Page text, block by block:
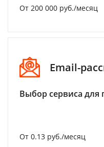
От 200 000 руб./месяц
Email-
Выбор сервиса для
От 0.13 руб./месяц